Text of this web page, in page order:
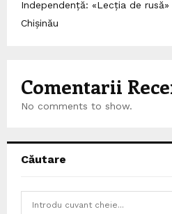
Independență: «Lecția de
Chișinău
Comentarii
No comments to show.
Căutare